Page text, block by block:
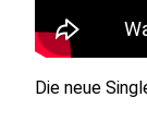
Die neue